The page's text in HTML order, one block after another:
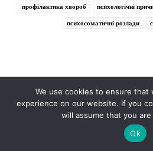
профілактика хвороб психологічні
психосоматичні розлади
We use cookies to ensure that
experience on our website. If you
will assume that you
Ok